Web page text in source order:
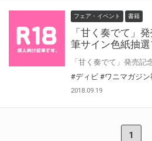
フェア・イベント 書籍
「甘く奏でて」
筆サイン色紙抽
#ディビ #ワニマガジン
2018.09.19
1